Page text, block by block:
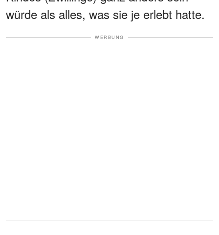
würde als alles, was sie je erlebt hatte.
WERBUNG